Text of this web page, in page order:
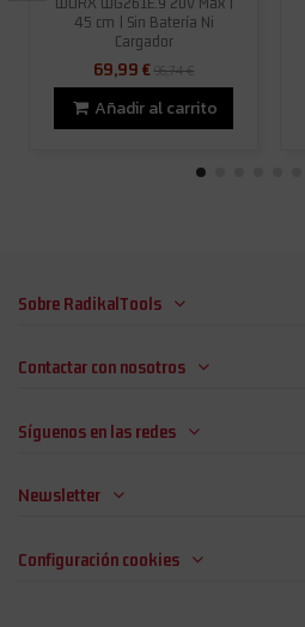
45 cm | Sin Batería Ni
Cargador
69,99 €96,74 €
Añadir al carrito
Sobre RadikalTools
Contactar con nosotros
Síguenos en las redes
Newsletter
Configuración cookies